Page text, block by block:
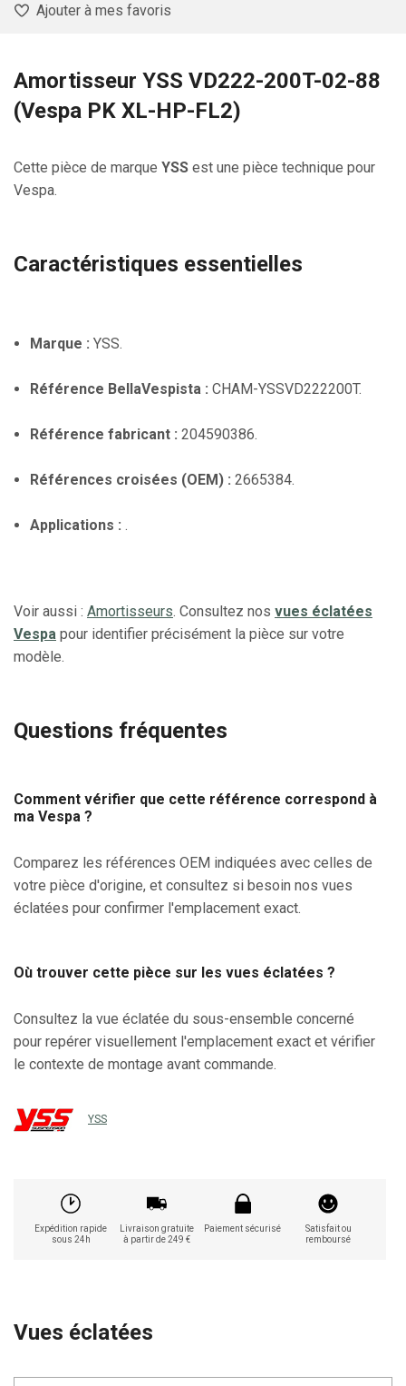
Ajouter à mes favoris
Amortisseur YSS VD222-200T-02-88
(Vespa PK XL-HP-FL2)
Cette pièce de marque YSS est une pièce technique pour
Vespa.
Caractéristiques essentielles
Marque : YSS.
Référence BellaVespista : CHAM-YSSVD222200T.
Référence fabricant : 204590386.
Références croisées (OEM) : 2665384.
Applications : .
Voir aussi : Amortisseurs. Consultez nos vues éclatées
Vespa pour identifier précisément la pièce sur votre
modèle.
Questions fréquentes
Comment vérifier que cette référence correspond à
ma Vespa ?
Comparez les références OEM indiquées avec celles de
votre pièce d'origine, et consultez si besoin nos vues
éclatées pour confirmer l'emplacement exact.
Où trouver cette pièce sur les vues éclatées ?
Consultez la vue éclatée du sous-ensemble concerné
pour repérer visuellement l'emplacement exact et vérifier
le contexte de montage avant commande.
YSS
Expédition rapide
sous 24h
Livraison gratuite
à partir de 249 €
Paiement sécurisé
Satisfait ou
remboursé
Vues éclatées